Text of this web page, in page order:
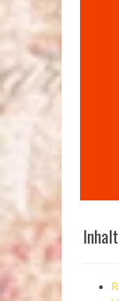
Inhalt